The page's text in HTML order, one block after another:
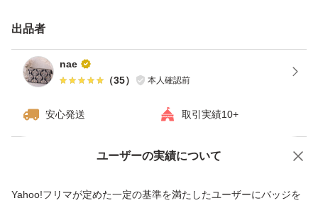
新鮮なうちに発送いたします。
出品者
nae
（35） 本人確認前
安心発送 取引実績10+
ユーザーの実績について
Yahoo!フリマが定めた一定の基準を満たしたユーザーにバッジを
価格の相談 商品への質問